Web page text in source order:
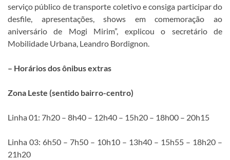
serviço público de transporte coletivo e consiga participar do
desfile, apresentações, shows em comemoração ao
aniversário de Mogi Mirim”, explicou o secretário de
Mobilidade Urbana, Leandro Bordignon.
– Horários dos ônibus extras
Zona Leste (sentido bairro-centro)
Linha 01: 7h20 – 8h40 – 12h40 – 15h20 – 18h00 – 20h15
Linha 03: 6h50 – 7h50 – 10h10 – 13h40 – 15h55 – 18h20 –
21h20